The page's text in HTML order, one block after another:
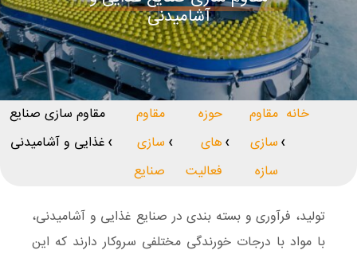
آشامیدنی
خانه
❯
مقاوم
سازی
سازه
❯
حوزه
های
فعالیت
❯
مقاوم
سازی
صنایع
❯
مقاوم سازی صنایع
غذایی و آشامیدنی
تولید، فرآوری و بسته بندی در صنایع غذایی و آشامیدنی،
با مواد با درجات خورندگی مختلفی سروکار دارند که این